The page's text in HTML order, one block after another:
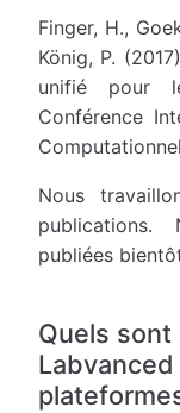
Finger, H.,
König, P.
unifié pour
Conférence
Nous
publications.
publiées
Quels sont